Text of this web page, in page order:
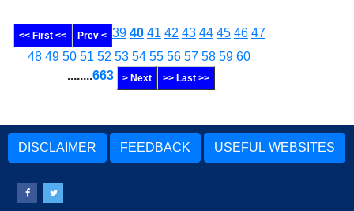
<< First << Prev < 39 40 41 42 43 44 45 46 47
48 49 50 51 52 53 54 55 56 57 58 59 60
........663 > Next >> Last >>
DISCLAIMER FEEDBACK USEFUL WEBSITES